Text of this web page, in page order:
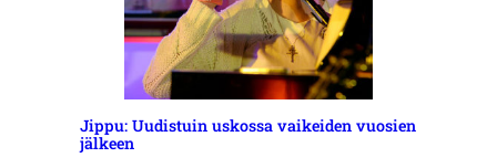
Jippu: Uudistuin uskossa vaikeiden vuosien
jälkeen